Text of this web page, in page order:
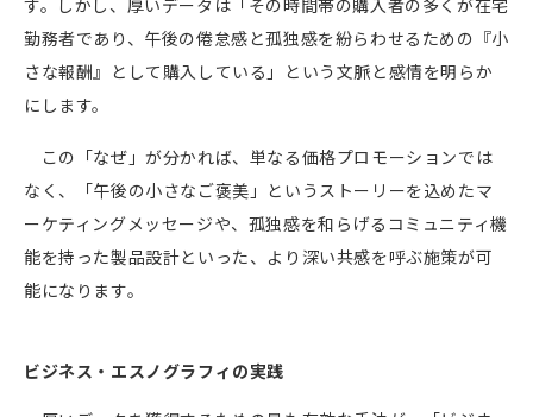
す。しかし、厚いデータは「その時間帯の購入者の多くが在宅
勤務者であり、午後の倦怠感と孤独感を紛らわせるための『小
さな報酬』として購入している」という文脈と感情を明らか
にします。
この「なぜ」が分かれば、単なる価格プロモーションでは
なく、「午後の小さなご褒美」というストーリーを込めたマ
ーケティングメッセージや、孤独感を和らげるコミュニティ機
能を持った製品設計といった、より深い共感を呼ぶ施策が可
能になります。
ビジネス・エスノグラフィの実践